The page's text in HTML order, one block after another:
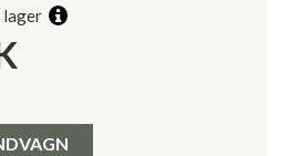
lager
Pris: